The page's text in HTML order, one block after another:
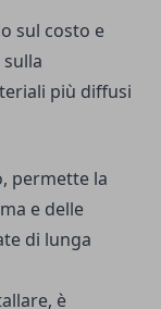
sul costo e
più diffusi
permette la
e delle
di lunga
è